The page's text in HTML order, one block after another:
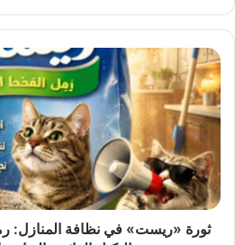
ثورة
«ريست»
في
نظافة
المنازل:
رمل
القطط
المصري
الذي
حقق
ثورة «ريست» في نظافة المنازل: